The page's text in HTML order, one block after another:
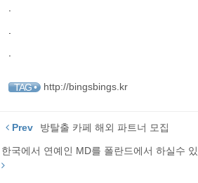
TAG • http://bingsbings.kr
Prev 방탈출 카페 해외 파트너 모집
한국에서 연예인 MD를 폴란드에서 하실수